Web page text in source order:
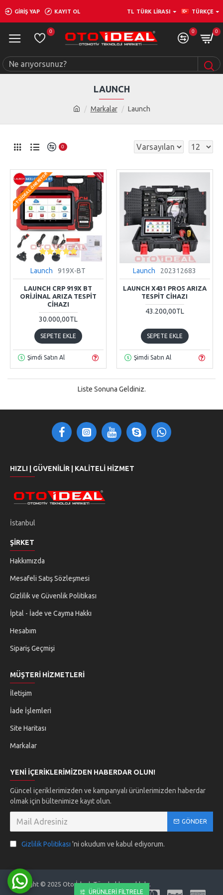
GIRIŞ YAP KAYIT OL TL TÜRK LIRASI TÜRKÇE
0 0 0
Markalar Launch
LAUNCH
0
OTOIDEAL ÖNERIYOR
Launch 919X-BT
LAUNCH CRP 919X BT
ORIJINAL ARIZA TESPIT
CIHAZI
30.000,00TL
SEPETE EKLE
Şimdi Satın Al
Launch 202312683
LAUNCH X431 PRO5 ARIZA
TESPIT CIHAZI
43.200,00TL
SEPETE EKLE
Şimdi Satın Al
Liste Sonuna Geldiniz.
HIZLI | GÜVENILIR | KALITELI HIZMET
İstanbul
ŞIRKET
Hakkımızda
Mesafeli Satış Sözleşmesi
Gizlilik ve Güvenlik Politikası
İptal - İade ve Cayma Hakkı
Hesabım
Sipariş Geçmişi
MÜŞTERI HIZMETLERI
İletişim
İade İşlemleri
Site Haritası
Markalar
YENI İÇERIKLERIMIZDEN HABERDAR OLUN!
Güncel içeriklerimizden ve kampanyalı ürünlerimizden haberdar
olmak için bültenimize kayıt olun.
GÖNDER
Gizlilik Politikası 'ni okudum ve kabul ediyorum.
Copyright © 2025 Oto İdeal. Tüm hakları saklıdır.
ÜRÜNLERI FILTRELE